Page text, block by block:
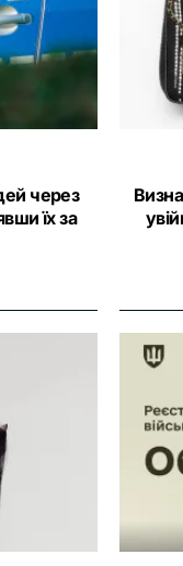
через
їх за